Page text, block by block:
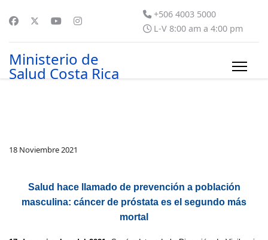
+506 4003 5000
L-V 8:00 am a 4:00 pm
Ministerio de
Salud Costa Rica
18 Noviembre 2021
Salud hace llamado de prevención a población
masculina: cáncer de próstata es el segundo más
mortal